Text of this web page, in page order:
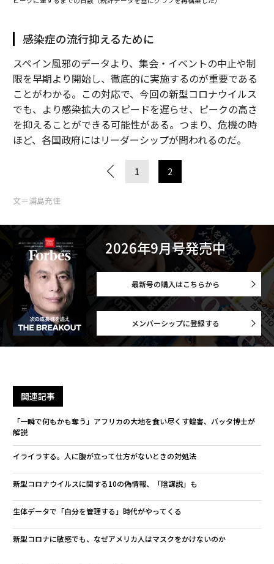
感染症の流行抑えるために
スペイン風邪のデータより、集会・イベントの中止や制
限を早期より開始し、徹底的に実施するのが重要である
ことがわかる。この対応で、今回の新型コロナウイルス
でも、より感染拡大のスピードを遅らせ、ピークの高さ
を抑えることができる可能性がある。つまり、危機の時
ほど、各国政府にはリーダーシップが問われるのだ。
1 2
文＝浦島充佳
2026年9月号発売中
最新号の購入はこちらから
メンバーシップに登録する
関連記事
「一瞬で何もかも奪う」アフリカの大地を食い尽くす蝗害、バッタ博士が
解説
イライラする。人に腹が立って仕方がないときの対処法
新型コロナウイルスに関する10の偽情報、「陰謀説」も
生体データで「自分を管理する」時代がやってくる
新型コロナに敏感でも、なぜアメリカ人はマスクをかけないのか